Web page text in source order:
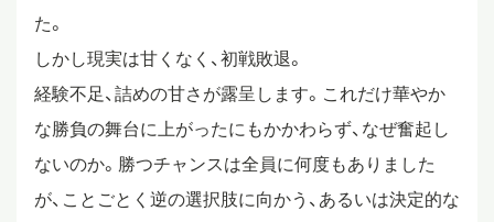
ニュース
教員ブログ
在校生・保護者・卒業生の方へ
た。
しかし現実は甘くなく、初戦敗退。
経験不足、詰めの甘さが露呈します。これだけ華やか
な勝負の舞台に上がったにもかかわらず、なぜ奮起し
ないのか。勝つチャンスは全員に何度もありました
が、ことごとく逆の選択肢に向かう、あるいは決定的な